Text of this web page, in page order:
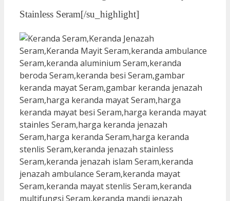
Stainless Seram[/su_highlight]